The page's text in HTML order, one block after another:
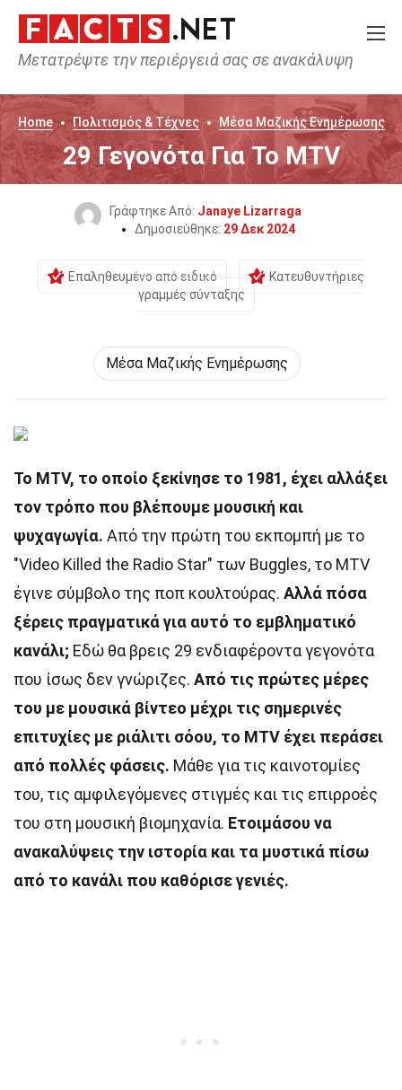
Μετατρέψτε την περιέργειά σας σε ανακάλυψη
Home Πολιτισμός & Τέχνες Μέσα Μαζικής Ενημέρωσης
29 Γεγονότα Για Το MTV
Γράφτηκε Από: Janaye Lizarraga
Δημοσιεύθηκε: 29 Δεκ 2024
Επαληθευμένο από ειδικό
Κατευθυντήριες
γραμμές σύνταξης
Μέσα Μαζικής Ενημέρωσης
Το MTV, το οποίο ξεκίνησε το 1981, έχει αλλάξει
τον τρόπο που βλέπουμε μουσική και
ψυχαγωγία. Από την πρώτη του εκπομπή με το
"Video Killed the Radio Star" των Buggles, το MTV
έγινε σύμβολο της ποπ κουλτούρας. Αλλά πόσα
ξέρεις πραγματικά για αυτό το εμβληματικό
κανάλι; Εδώ θα βρεις 29 ενδιαφέροντα γεγονότα
που ίσως δεν γνώριζες. Από τις πρώτες μέρες
του με μουσικά βίντεο μέχρι τις σημερινές
επιτυχίες με ριάλιτι σόου, το MTV έχει περάσει
από πολλές φάσεις. Μάθε για τις καινοτομίες
του, τις αμφιλεγόμενες στιγμές και τις επιρροές
του στη μουσική βιομηχανία. Ετοιμάσου να
ανακαλύψεις την ιστορία και τα μυστικά πίσω
από το κανάλι που καθόρισε γενιές.